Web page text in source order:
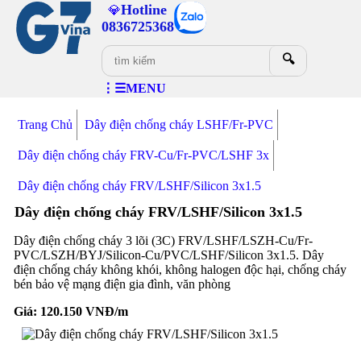
💎Hotline
0836725368
🔍
⋮☰MENU
Trang Chủ Dây điện chống cháy LSHF/Fr-PVC
Dây điện chống cháy FRV-Cu/Fr-PVC/LSHF 3x
Dây điện chống cháy FRV/LSHF/Silicon 3x1.5
Dây điện chống cháy FRV/LSHF/Silicon 3x1.5
Dây điện chống cháy 3 lõi (3C) FRV/LSHF/LSZH-Cu/Fr-
PVC/LSZH/BYJ/Silicon-Cu/PVC/LSHF/Silicon 3x1.5. Dây
điện chống cháy không khói, không halogen độc hại, chống cháy
bén bảo vệ mạng điện gia đình, văn phòng
Giá: 120.150VNĐ/m